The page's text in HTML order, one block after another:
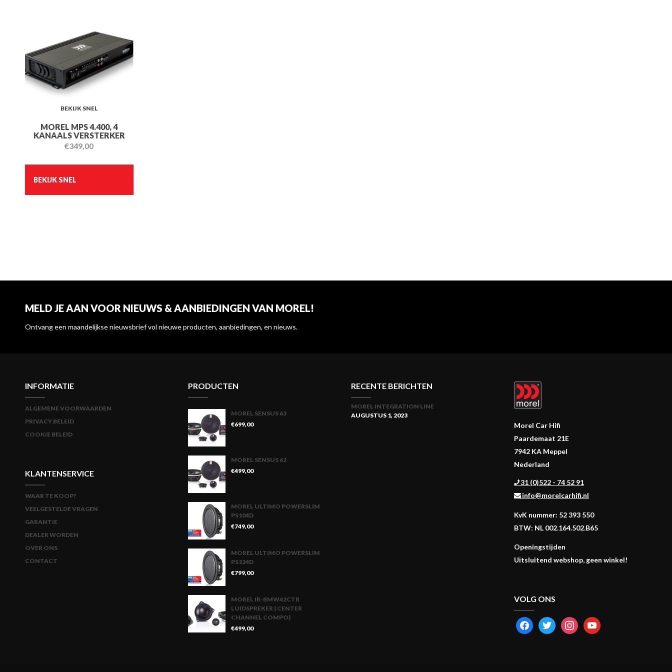
MOREL MPS 4.400, 4
KANAALS VERSTERKER
€349,00
BEKIJK SNEL
BEKIJK SNEL
MELD JE AAN VOOR NIEUWS & AANBIEDINGEN VAN MOREL!
Ontvang een maandelijkse nieuwsbrief vol nieuwe producten, aanbiedingen, en nieuws.
INFORMATIE
ALGEMENE VOORWAARDEN
PRIVACY BELEID
COOKIE BELEID
KLANTENSERVICE
WAAR TE KOOP?
VEELGESTELDE VRAGEN
GARANTIE
DEALER WORDEN
OVER ONS
CONTACT
PRODUCTEN
MOREL SENSUS 63
€699,00
MOREL SENSUS 62
€499,00
MOREL ULTIMO POWERSLIM
PS104D
€749,00
MOREL ULTIMO POWERSLIM
PS124D
€799,00
MOREL IR-BMW42CTR
LUIDSPREKER ( CENTER
CHANNEL COMPO)
€499,00
RECENTE BERICHTEN
MOREL INTEGRATION LINE
AUGUSTUS 1, 2023
Morel Car Hifi
Paardemaat 21E
7942 KA Meppel
Nederland
31 (0)522 - 74 52 91
info@morelcarhifi.nl
KvK nummer: 52 393 550
BTW: NL 002.164.502.B65
Openingstijden
Uitsluitend webshop, geen winkel!
VOLG ONS
FACEBOOKTWITTERINSTAGRAM
YOUTUBE